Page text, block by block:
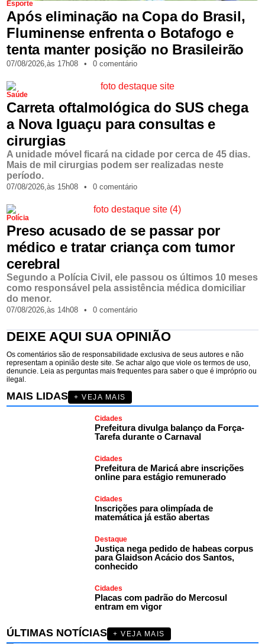
Esporte
Após eliminação na Copa do Brasil,
Fluminense enfrenta o Botafogo e
tenta manter posição no Brasileirão
07/08/2026,às 17h08 • 0 comentário
Saúde
Carreta oftalmológica do SUS chega
a Nova Iguaçu para consultas e
cirurgias
A unidade móvel ficará na cidade por cerca de 45 dias.
Mais de mil cirurgias podem ser realizadas neste
período.
07/08/2026,às 15h08 • 0 comentário
Polícia
Preso acusado de se passar por
médico e tratar criança com tumor
cerebral
Segundo a Polícia Civil, ele passou os últimos 10 meses
como responsável pela assistência médica domiciliar
do menor.
07/08/2026,às 14h08 • 0 comentário
DEIXE AQUI SUA OPINIÃO
Os comentários são de responsabilidade exclusiva de seus autores e não
representam a opinião deste site. Se achar algo que viole os termos de uso,
denuncie. Leia as perguntas mais frequentes para saber o que é impróprio ou
ilegal.
MAIS LIDAS + VEJA MAIS
Cidades
Prefeitura divulga balanço da Força-
Tarefa durante o Carnaval
Cidades
Prefeitura de Maricá abre inscrições
online para estágio remunerado
Cidades
Inscrições para olimpíada de
matemática já estão abertas
Destaque
Justiça nega pedido de habeas corpus
para Glaidson Acácio dos Santos,
conhecido
Cidades
Placas com padrão do Mercosul
entram em vigor
ÚLTIMAS NOTÍCIAS
+ VEJA MAIS